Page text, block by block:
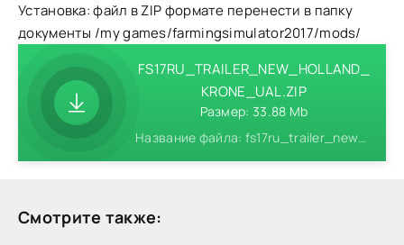
Установка: файл в ZIP формате перенести в папку
документы /my games/farmingsimulator2017/mods/
FS17RU_TRAILER_NEW_HOLLAND_
KRONE_UAL.ZIP
Размер: 33.88 Mb
Название файла: fs17ru_trailer_new_holland_krone_ual.zip
Смотрите также: